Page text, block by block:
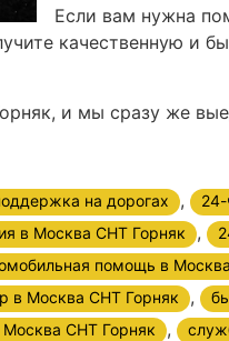
Если вам нужна
качественную и
и мы сразу же
на дорогах ,
в Москва СНТ Горняк ,
помощь в
в Москва СНТ Горняк ,
Москва СНТ Горняк ,